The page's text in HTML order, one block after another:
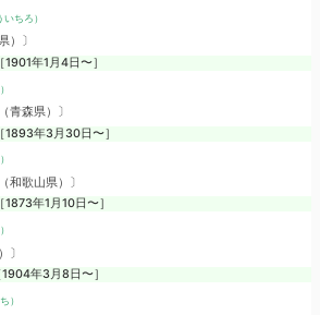
ちろ）
）〕
年1月4日〜］
青森県）〕
年3月30日〜］
和歌山県）〕
年1月10日〜］
〕
年3月8日〜］
）